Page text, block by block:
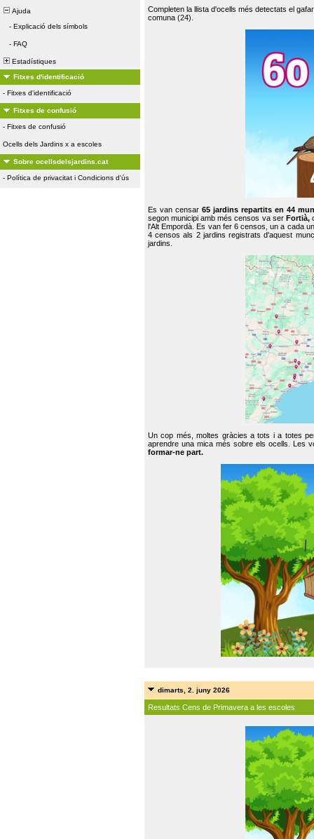
Ajuda
- Explicació dels símbols
- FAQ
Estadístiques
Fitxes d'identificació
- Fitxes d'identificació
Fitxes de confusió
- Fitxes de confusió
Ocells dels Jardins x a escoles
Sobre ocellsdelsjardins.cat
- Política de privacitat i Condicions d'ús
Completen la llista d'ocells més detectats el
comuna (24).
Es van censar65 jardins repartits en 44
segon municipi amb més censos va ser Fortià,
l'Alt Empordà. Es van fer 6 censos, un a cada
4 censos als 2 jardins registrats d'aquest
jardins.
Un cop més, moltes gràcies a tots i a totes
aprendre una mica més sobre els ocells. Les
formar-ne part.
dimarts, 2. juny 2026
Resultats Cens de Primavera a les escoles